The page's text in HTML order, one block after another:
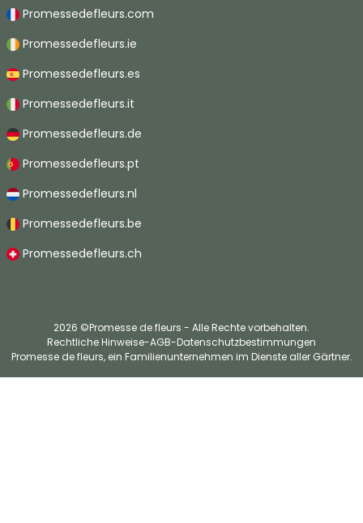
Promessedefleurs.com
Promessedefleurs.ie
Promessedefleurs.es
Promessedefleurs.it
Promessedefleurs.de
Promessedefleurs.pt
Promessedefleurs.nl
Promessedefleurs.be
Promessedefleurs.ch
2026 ©Promesse de fleurs - Alle Rechte vorbehalten.
Rechtliche Hinweise-AGB-Datenschutzbestimmungen
Promesse de fleurs, ein Familienunternehmen im Dienste aller Gärtner.